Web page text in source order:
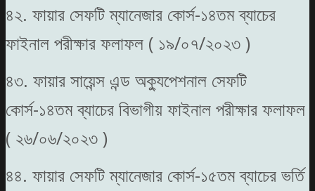
৪২. ফায়ার সেফটি ম্যানেজার কোর্স-১৪তম ব্যাচের
ফাইনাল পরীক্ষার ফলাফল ( ১৯/০৭/২০২৩ )
৪৩. ফায়ার সায়েন্স এন্ড অক্যুপেশনাল সেফটি
কোর্স-১৪তম ব্যাচের বিভাগীয় ফাইনাল পরীক্ষার ফলাফল
( ২৬/০৬/২০২৩ )
৪৪. ফায়ার সেফটি ম্যানেজার কোর্স-১৫তম ব্যাচের ভর্তি